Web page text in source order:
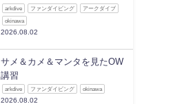
arkdive ファンダイビング アークダイブ
okinawa
2026.08.02
サメ＆カメ＆マンタを見たOW
講習
arkdive ファンダイビング okinawa
2026.08.02